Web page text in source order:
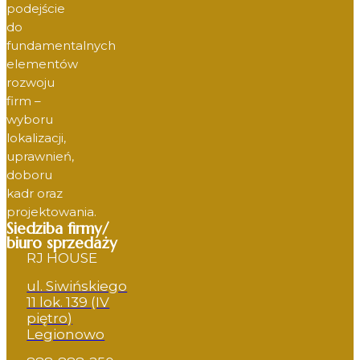
podejście
do
fundamentalnych
elementów
rozwoju
firm –
wyboru
lokalizacji,
uprawnień,
doboru
kadr oraz
projektowania.
Siedziba firmy/
biuro sprzedaży
RJ HOUSE
ul. Siwińskiego
11 lok. 139 (IV
piętro)
Legionowo